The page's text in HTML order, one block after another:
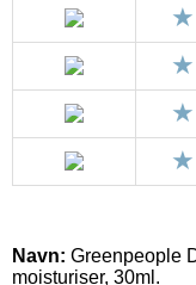
Navn: Greenpeople
moisturiser, 30ml.